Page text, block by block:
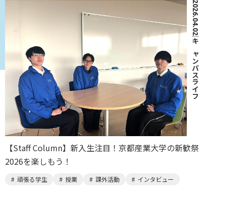
2026.04.02
｜
キャンパスライフ
【Staff Column】新入生注目！京都産業大学の新歓祭
2026を楽しもう！
頑張る学生 授業 課外活動 インタビュー